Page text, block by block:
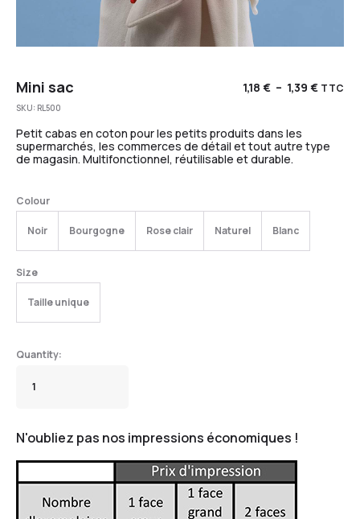
Mini sac 1,18 € – 1,39 € TTC
SKU: RL500
Petit cabas en coton pour les petits produits dans les
supermarchés, les commerces de détail et tout autre type
de magasin. Multifonctionnel, réutilisable et durable.
Colour
Noir Bourgogne Rose clair Naturel Blanc
Size
Taille unique
N'oubliez pas nos impressions économiques !